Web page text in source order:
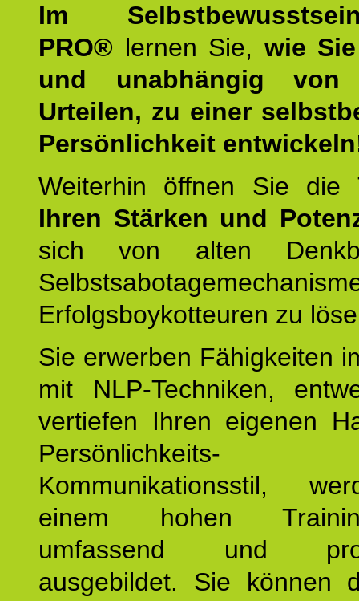
Im
PRO® lernen Sie, wie
und unabhängig von
Urteilen, zu einer
Persönlichkeit
Weiterhin öffnen Sie
Ihren Stärken und
sich von alten
Erfolgsboykotteuren zu
Sie erwerben Fähigkeiten
mit NLP-Techniken,
vertiefen Ihren eigenen
Kommunikationsstil,
einem hohen
umfassend und
ausgebildet. Sie können